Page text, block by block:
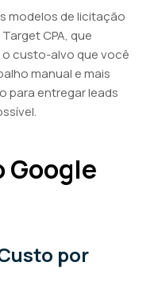
modelos de licitação
CPA, que
custo-alvo que você
manual e mais
para entregar leads
Google
por